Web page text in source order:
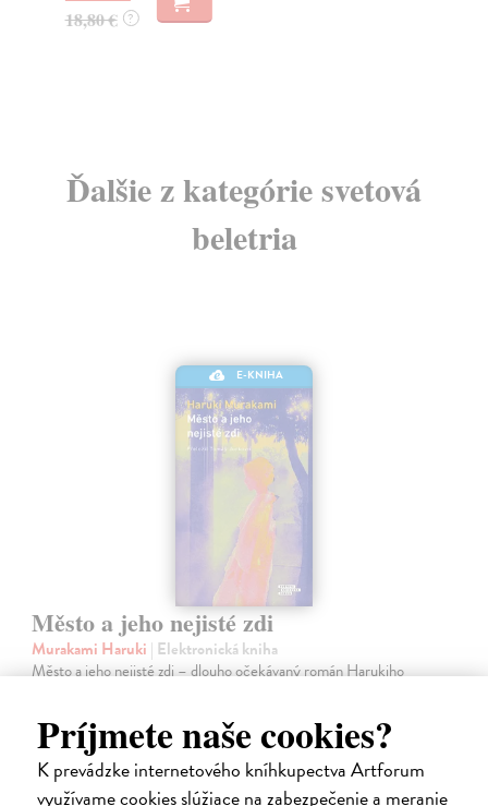
Príjmete naše cookies?
K prevádzke internetového kníhkupectva Artforum
využívame cookies slúžiace na zabezpečenie a meranie
18,80 € ?
Ďalšie z kategórie svetová
beletria
E-KNIHA
Město a jeho nejisté zdi
Murakami Haruki | Elektronická kniha
Město a jeho nejisté zdi – dlouho očekávaný román Harukiho
boiled Wonderland.…
Na stiahnutie akoEPUBaMOBI